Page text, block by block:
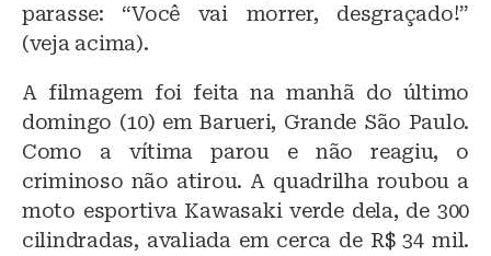
o
p
parasse: “Você vai morrer, desgraçado!”
(veja acima).
A filmagem foi feita na manhã do último
domingo (10) em Barueri, Grande São Paulo.
Como a vítima parou e não reagiu, o
criminoso não atirou. A quadrilha roubou a
moto esportiva Kawasaki verde dela, de 300
cilindradas, avaliada em cerca de R$ 34 mil.